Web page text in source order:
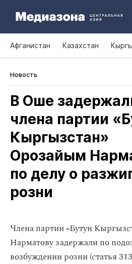
Афганистан Казахстан
Новость
В Оше
члена партии
Кыргызстан»
Орозайым
по делу о
розни
Члена партии «Бутун
Нарматову задержали по
возбуждении розни (статья